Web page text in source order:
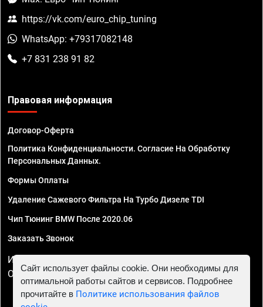
https://vk.com/euro_chip_tuning
WhatsApp: +79317082148
+7 831 238 91 82
Правовая информация
Договор-Оферта
Политика Конфиденциальности. Согласие На Обработку
Персональных Данных.
Формы Оплаты
Удаление Сажевого Фильтра На Турбо Дизеле TDI
Чип Тюнинг BMW После 2020.06
Заказать Звонок
ИП Смирнов Георгий Павлович. ИНН 781302555843,
ОГРНИП 324470400032610
Сайт использует файлы cookie. Они необходимы для
оптимальной работы сайтов и сервисов. Подробнее
прочитайте в Политике использования файлов